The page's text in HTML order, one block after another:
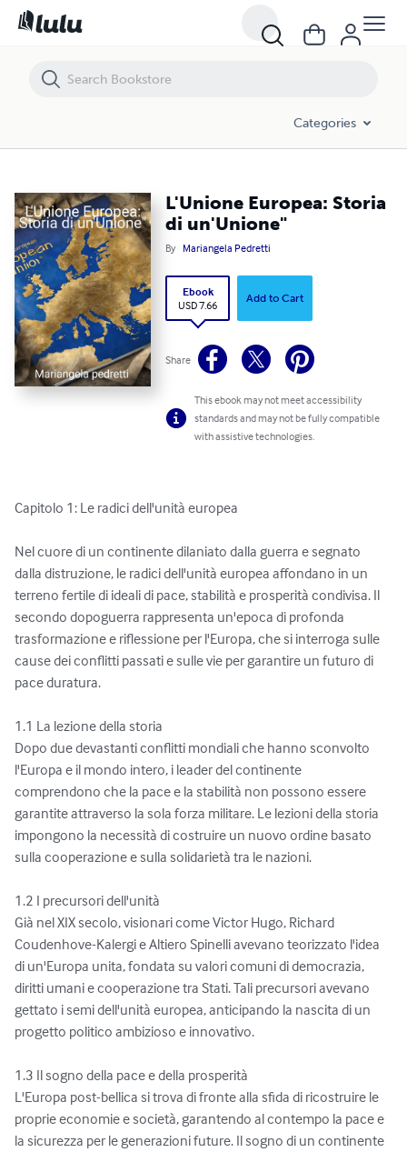
Categories
L'Unione Europea: Storia
di un'Unione"
By Mariangela Pedretti
Ebook
USD 7.66
Add to Cart
Share
This ebook may not meet accessibility
standards and may not be fully compatible
with assistive technologies.
Capitolo 1: Le radici dell'unità europea
Nel cuore di un continente dilaniato dalla guerra e segnato
dalla distruzione, le radici dell'unità europea affondano in un
terreno fertile di ideali di pace, stabilità e prosperità condivisa. Il
secondo dopoguerra rappresenta un'epoca di profonda
trasformazione e riflessione per l'Europa, che si interroga sulle
cause dei conflitti passati e sulle vie per garantire un futuro di
pace duratura.
1.1 La lezione della storia
Dopo due devastanti conflitti mondiali che hanno sconvolto
l'Europa e il mondo intero, i leader del continente
comprendono che la pace e la stabilità non possono essere
garantite attraverso la sola forza militare. Le lezioni della storia
impongono la necessità di costruire un nuovo ordine basato
sulla cooperazione e sulla solidarietà tra le nazioni.
1.2 I precursori dell'unità
Già nel XIX secolo, visionari come Victor Hugo, Richard
Coudenhove-Kalergi e Altiero Spinelli avevano teorizzato l'idea
di un'Europa unita, fondata su valori comuni di democrazia,
diritti umani e cooperazione tra Stati. Tali precursori avevano
gettato i semi dell'unità europea, anticipando la nascita di un
progetto politico ambizioso e innovativo.
1.3 Il sogno della pace e della prosperità
L'Europa post-bellica si trova di fronte alla sfida di ricostruire le
proprie economie e società, garantendo al contempo la pace e
la sicurezza per le generazioni future. Il sogno di un continente
L'Unione Europea: Storia di un'Unione"